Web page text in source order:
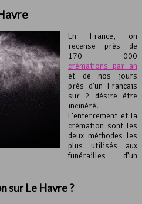
En France, on
recense près de
170 000
crémations par an
et de nos jours
près d’un Français
sur 2 désire être
incinéré.
L’enterrement et la
crémation sont les
deux méthodes les
plus utilisés aux
funérailles d’un
sur Le Havre ?